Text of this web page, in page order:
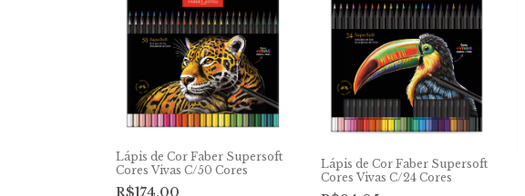
Lápis de Cor Faber Supersoft
Cores Vivas C/50 Cores
R$174,00
Lápis de Cor Faber Supersoft
Cores Vivas C/24 Cores